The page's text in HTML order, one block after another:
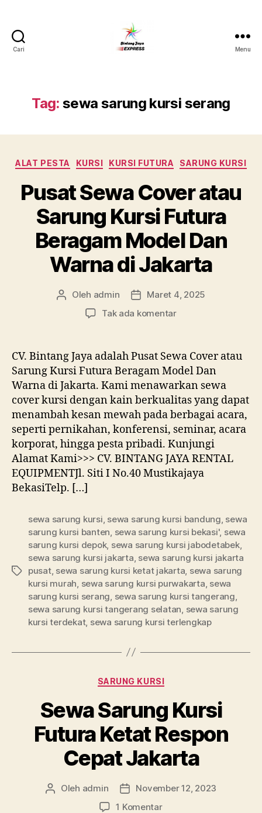
Cari
Pesta
Jabodetabek,Tlp.0878-
8787
Menu
Tag: sewa sarung kursi serang
Kategori
ALAT PESTA KURSI KURSI FUTURA SARUNG KURSI
Pusat Sewa Cover atau
Sarung Kursi Futura
Beragam Model Dan
Warna di Jakarta
Penulis
artikel
Oleh admin
Tanggal
artikel
Maret 4, 2025
Tak ada komentarpada
Cover
atau
Sarung
Kursi
Futura
Beragam
Model
Dan
Warna
Jakarta
CV. Bintang Jaya adalah Pusat Sewa Cover atau
Sarung Kursi Futura Beragam Model Dan
Warna di Jakarta. Kami menawarkan sewa
cover kursi dengan kain berkualitas yang dapat
menambah kesan mewah pada berbagai acara,
seperti pernikahan, konferensi, seminar, acara
korporat, hingga pesta pribadi. Kunjungi
Alamat Kami>>> CV. BINTANG JAYA RENTAL
EQUIPMENTJl. Siti I No.40 Mustikajaya
BekasiTelp. […]
Tag
sewa sarung kursi sewa sarung kursi bandung sewa
sarung kursi banten sewa sarung kursi bekasi', sewa
sarung kursi depok, sewa sarung kursi jabodetabek,
sewa sarung kursi jakarta sewa sarung kursi jakarta
pusat, sewa sarung kursi ketat jakarta sewa sarung
kursi murah sewa sarung kursi purwakarta sewa
sarung kursi serang sewa sarung kursi tangerang
sewa sarung kursi tangerang selatan sewa sarung
kursi terdekat, sewa sarung kursi terlengkap
Kategori
SARUNG KURSI
Sewa Sarung Kursi
Futura Ketat Respon
Cepat Jakarta
Penulis
Oleh admin
Tanggal
artikel
November 12, 2023
1 Komentarpada